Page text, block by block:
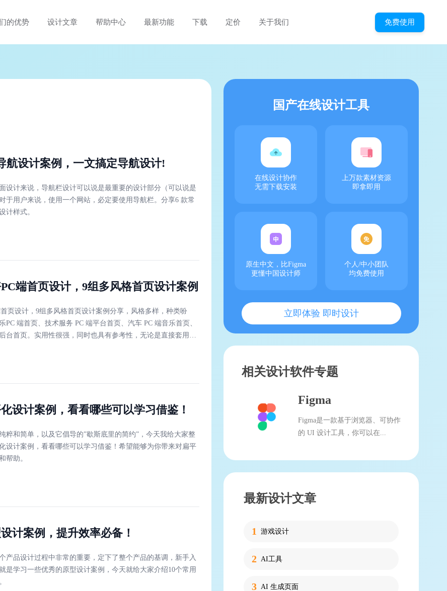
的优势 设计文章 帮助中心 最新功能 下载 定价 关于我们 免费使用
航设计案例，一文搞定导航设计!
设计来说，导航栏设计可以说是最重要的设计部分（可以说是
于用户来说，使用一个网站，必定要使用导航栏。分享6 款常
计样式。
端首页设计，9组多风格首页设计案例
页设计，9组多风格首页设计案例分享，风格多样，种类吩
PC 端首页、技术服务 PC 端平台首页、汽车 PC 端音乐首页、
台首页。实用性很强，同时也具有参考性，无论是直接套用模
设计案例，看看哪些可以学习借鉴！
粹和简单，以及它倡导的”歇斯底里的简约”，今天我给大家整
设计案例，看看哪些可以学习借鉴！希望能够为你带来对扁平
帮助。
计案例，提升效率必备！
产品设计过程中非常的重要，定下了整个产品的基调，新手入
是学习一些优秀的原型设计案例，今天就给大家介绍10个常用
国产在线设计工具
在线设计协作
无需下载安装
上万款素材资源
即拿即用
原生中文，比Figma
更懂中国设计师
个人/中小团队
均免费使用
立即体验 即时设计
相关设计软件专题
Figma
Figma是一款基于浏览器、可协作
的 UI 设计工具，你可以在...
最新设计文章
游戏设计
AI工具
AI 生成页面